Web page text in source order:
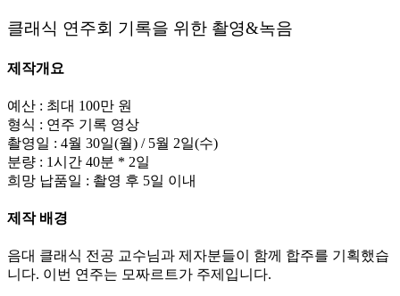
클래식 연주회 기록을 위한 촬영&녹음
제작개요
예산 : 최대 100만 원
형식 : 연주 기록 영상
촬영일 : 4월 30일(월) / 5월 2일(수)
분량 : 1시간 40분 * 2일
희망 납품일 : 촬영 후 5일 이내
제작 배경
음대 클래식 전공 교수님과 제자분들이 함께 합주를 기획했습
니다. 이번 연주는 모짜르트가 주제입니다.